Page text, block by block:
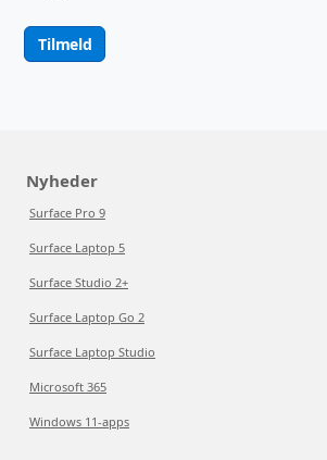
Tilmeld
Nyheder
Surface Pro 9
Surface Laptop 5
Surface Studio 2+
Surface Laptop Go 2
Surface Laptop Studio
Microsoft 365
Windows 11-apps